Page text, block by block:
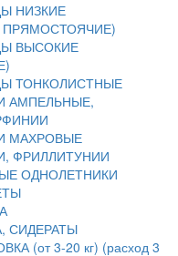
НИЗКИЕ
ВЫСОКИЕ
ТОНКОЛИСТНЫЕ
АМПЕЛЬНЫЕ,
МАХРОВЫЕ
ФРИЛЛИТУНИИ
ОДНОЛЕТНИКИ
СИДЕРАТЫ
(от 3-20 кг) (расход 3